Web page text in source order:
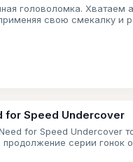
головоломка. Хватаем
свою смекалку и
for Speed Undercover
for Speed Undercover
продолжение серии гонок